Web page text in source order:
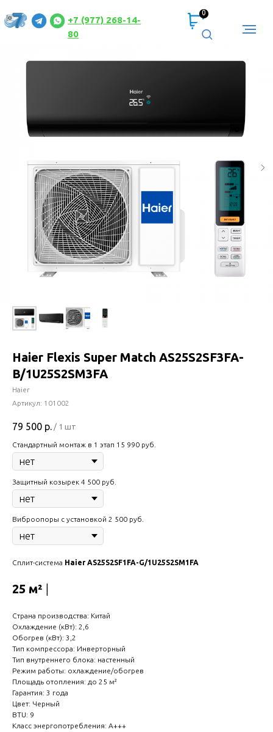
+7 (977) 268-14-
80
0
Haier Flexis Super Match AS25S2SF3FA-
B/1U25S2SM3FA
Haier
Артикул: 101002
79 500 р. / 1 шт
Стандартный монтаж в 1 этап 15 990 руб.
Защитный козырек 4 500 руб.
Виброопоры с установкой 2 500 руб.
Сплит-система Haier AS25S2SF1FA-G/1U25S2SM1FA
25 м²
Страна производства: Китай
Охлаждение (кВт): 2,6
Обогрев (кВт): 3,2
Тип компрессора: Инверторный
Тип внутреннего блока: настенный
Режим работы: охлаждение/обогрев
Площадь отопления: до 25 м²
Гарантия: 3 года
Цвет: Черный
BTU: 9
Класс энергопотребления: A+++